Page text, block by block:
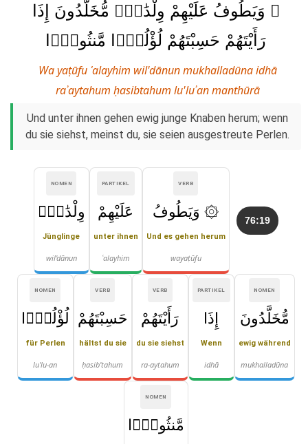
۞ وَيَطُوفُ عَلَيْهِمْ وِلْدَٰنٌۭ مُّخَلَّدُونَ إِذَا
رَأَيْتَهُمْ حَسِبْتَهُمْ لُؤْلُؤًۭا مَّنثُورًۭا
Wa yaṭūfu ʿalayhim wil'dānun mukhalladūna idhā
raʾaytahum ḥasibtahum lu'luʾan manthūrā
Und unter ihnen gehen ewig junge Knaben herum; wenn
du sie siehst, meinst du, sie seien ausgestreute Perlen.
76:19
VERB
۞ وَيَطُوفُ
Und es gehen herum
wayaṭūfu
PARTIKEL
عَلَيْهِمْ
unter ihnen
ʿalayhim
NOMEN
وِلْدَٰنٌۭ
Jünglinge
wil'dānun
NOMEN
مُّخَلَّدُونَ
ewig während
mukhalladūna
PARTIKEL
إِذَا
Wenn
idhā
VERB
رَأَيْتَهُمْ
du sie siehst
ra-aytahum
VERB
حَسِبْتَهُمْ
hältst du sie
ḥasib'tahum
NOMEN
لُؤْلُؤًۭا
für Perlen
lu'lu-an
NOMEN
مَّنثُورًۭا